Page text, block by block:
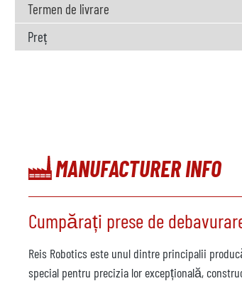
Termen de livrare
Preț
MANUFACTURER INFO
Cumpărați prese de
Reis Robotics este unul dintre principalii
special pentru precizia lor excepțională,